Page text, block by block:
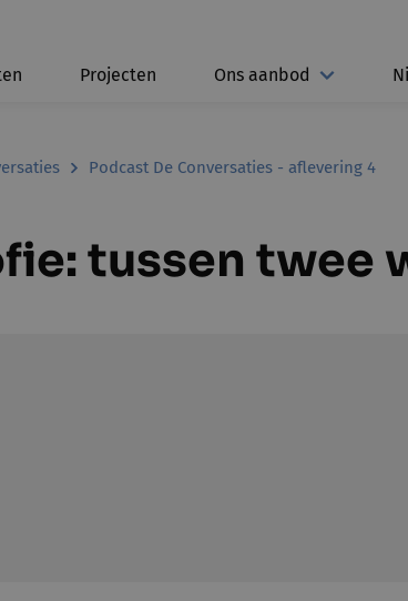
Projecten Ons aanbod
Podcast De Conversaties - aflevering 4
tussen twee